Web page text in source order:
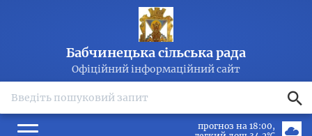
Бабчинецька сільська рада
Офіційний інформаційний сайт
прогноз на 18:00